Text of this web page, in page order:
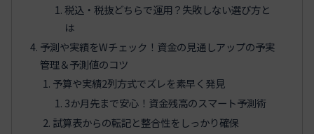
税込・税抜どちらで運用？失敗しない選び方と
は
予測や実績をWチェック！資金の見通しアップの予実
管理＆予測値のコツ
予算や実績2列方式でズレを素早く発見
3か月先まで安心！資金残高のスマート予測術
試算表からの転記と整合性をしっかり確保